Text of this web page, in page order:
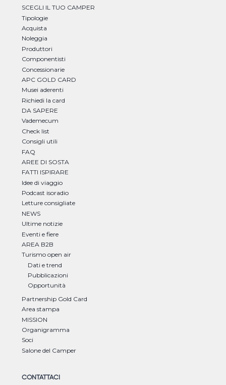
SCEGLI IL TUO CAMPER
Tipologie
Acquista
Noleggia
Produttori
Componentisti
Concessionarie
APC GOLD CARD
Musei aderenti
Richiedi la card
DA SAPERE
Vademecum
Check list
Consigli utili
FAQ
AREE DI SOSTA
FATTI ISPIRARE
Idee di viaggio
Podcast isoradio
Letture consigliate
NEWS
Ultime notizie
Eventi e fiere
AREA B2B
Turismo open air
Dati e trend
Pubblicazioni
Opportunità
Partnership Gold Card
Area stampa
MISSION
Organigramma
Soci
Salone del Camper
CONTATTACI